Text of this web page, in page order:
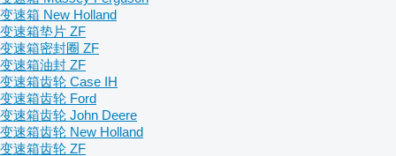
变速箱 New Holland
变速箱垫片 ZF
变速箱密封圈 ZF
变速箱油封 ZF
变速箱齿轮 Case IH
变速箱齿轮 Ford
变速箱齿轮 John Deere
变速箱齿轮 New Holland
变速箱齿轮 ZF